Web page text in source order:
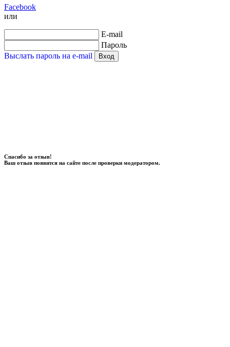
Facebook
или
E-mail
Пароль
Выслать пароль на e-mail
Вход
Спасибо за отзыв!
Ваш отзыв появится на сайте после проверки модератором.